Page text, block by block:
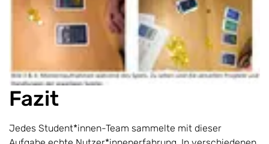
Fazit
Jedes Student*innen-Team sammelte mit dieser